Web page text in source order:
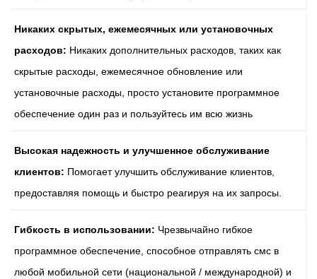
Никаких скрытых, ежемесячных или установочных
расходов: Никаких дополнительных расходов, таких как
скрытые расходы, ежемесячное обновление или
установочные расходы, просто установите программное
обеспечение один раз и пользуйтесь им всю жизнь
Высокая надежность и улучшенное обслуживание
клиентов: Помогает улучшить обслуживание клиентов,
предоставляя помощь и быстро реагируя на их запросы.
Гибкость в использовании: Чрезвычайно гибкое
программное обеспечение, способное отправлять смс в
любой мобильной сети (национальной / международной) и